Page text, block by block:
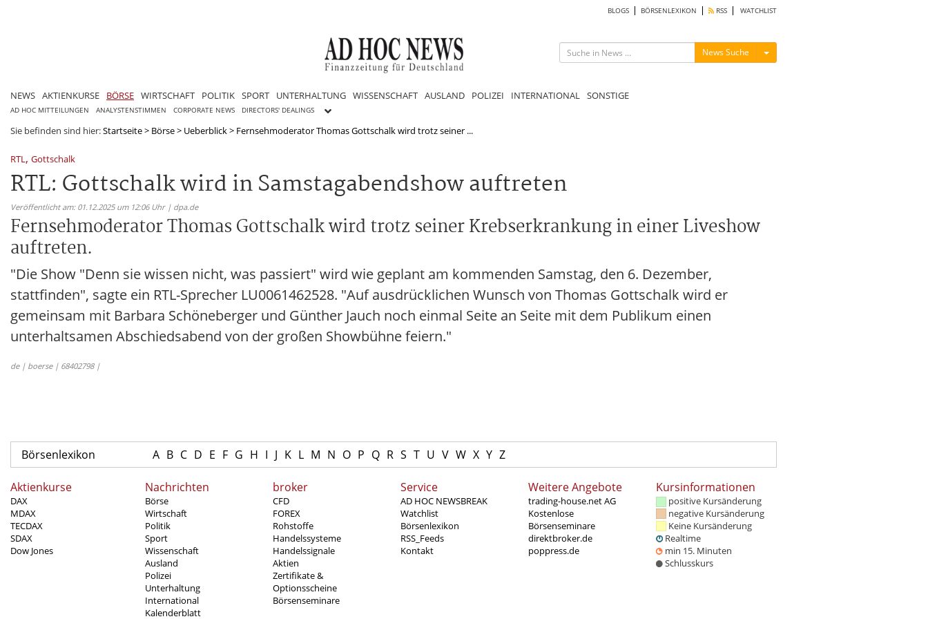
BLOGS BÖRSENLEXIKON RSS WATCHLIST
News Suche Menü ein-/ausblenden
NEWS AKTIENKURSE BÖRSE WIRTSCHAFT POLITIK SPORT UNTERHALTUNG WISSENSCHAFT AUSLAND POLIZEI INTERNATIONAL SONSTIGE
AD HOC MITTEILUNGEN ANALYSTENSTIMMEN CORPORATE NEWS DIRECTORS' DEALINGS
Sie befinden sind hier:Startseite> Börse> Ueberblick> Fernsehmoderator Thomas Gottschalk wird trotz seiner ...
RTL, Gottschalk
RTL: Gottschalk wird in Samstagabendshow auftreten
Veröffentlicht am: 01.12.2025 um 12:06 Uhr | dpa.de
Fernsehmoderator Thomas Gottschalk wird trotz seiner Krebserkrankung in einer Liveshow
auftreten.
"Die Show "Denn sie wissen nicht, was passiert" wird wie geplant am kommenden Samstag, den 6. Dezember,
stattfinden", sagte ein RTL-Sprecher LU0061462528. "Auf ausdrücklichen Wunsch von Thomas Gottschalk wird er
gemeinsam mit Barbara Schöneberger und Günther Jauch noch einmal Seite an Seite mit dem Publikum einen
unterhaltsamen Abschiedsabend von der großen Showbühne feiern."
de | boerse | 68402798 |
Börsenlexikon A B C D E F G H I J K L M N O P Q R S T U V W X Y Z
Aktienkurse
DAX
MDAX
TECDAX
SDAX
Dow Jones
Nachrichten
Börse
Wirtschaft
Politik
Sport
Wissenschaft
Ausland
Polizei
Unterhaltung
International
Kalenderblatt
broker
CFD
FOREX
Rohstoffe
Handelssysteme
Handelssignale
Aktien
Zertifikate &
Optionsscheine
Börsenseminare
Service
AD HOC NEWSBREAK
Watchlist
Börsenlexikon
RSS_Feeds
Kontakt
Weitere Angebote
trading-house.net AG
Kostenlose
Börsenseminare
direktbroker.de
poppress.de
Kursinformationen
positive Kursänderung
negative Kursänderung
Keine Kursänderung
Realtime
min 15. Minuten
Schlusskurs